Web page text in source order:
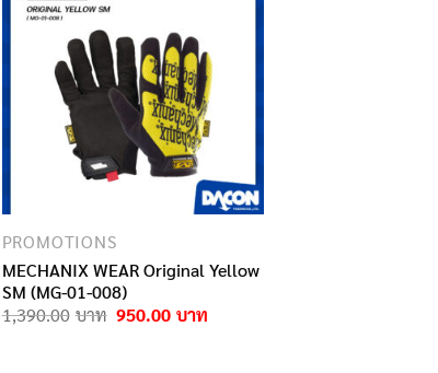
PROMOTIONS
MECHANIX WEAR Original Yellow
SM (MG-01-008)
1,390.00
Original
950.00